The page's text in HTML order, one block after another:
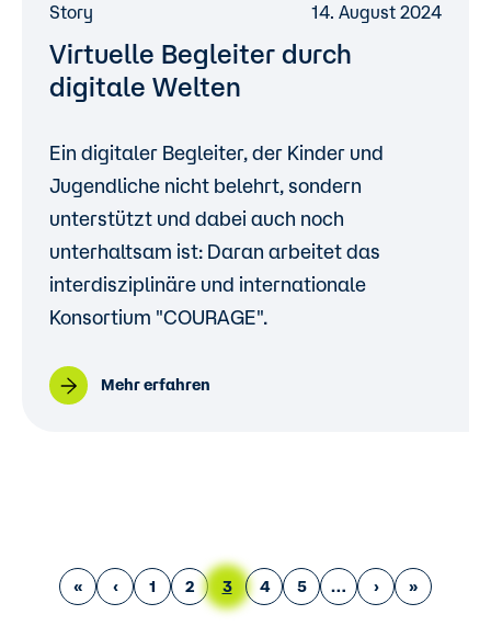
Story 14. August 2024
Virtuelle Begleiter durch
digitale Welten
Ein digitaler Begleiter, der Kinder und
Jugendliche nicht belehrt, sondern
unterstützt und dabei auch noch
unterhaltsam ist: Daran arbeitet das
interdisziplinäre und internationale
Konsortium "COURAGE".
Mehr erfahren
Erste Seite
« Vorherige Seite
‹ Page
1 Page
2 Aktuelle Seite
3 Page
4 Page
5 Nächste Seite
› Letzte Seite
»